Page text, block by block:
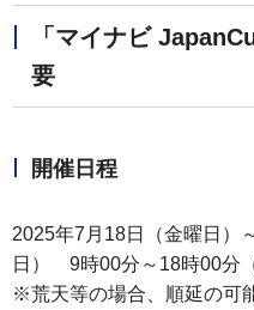
「マイナビ
要
開催日程
2025年7月18日（金曜日）
日） 9時00分～18時00分（
※荒天等の場合、順延の可